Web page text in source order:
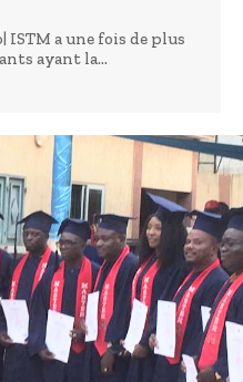
ISTM a une fois de plus
ayant la...